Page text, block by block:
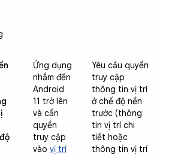
Ứng dụng
nhắm đến
Android
11 trở lên
và cần
quyền
truy cập
vào vị trí
Yêu cầu quyền
truy cập
thông tin vị trí
ở chế độ nền
trước (thông
tin vị trí chi
tiết hoặc
thông tin vị trí